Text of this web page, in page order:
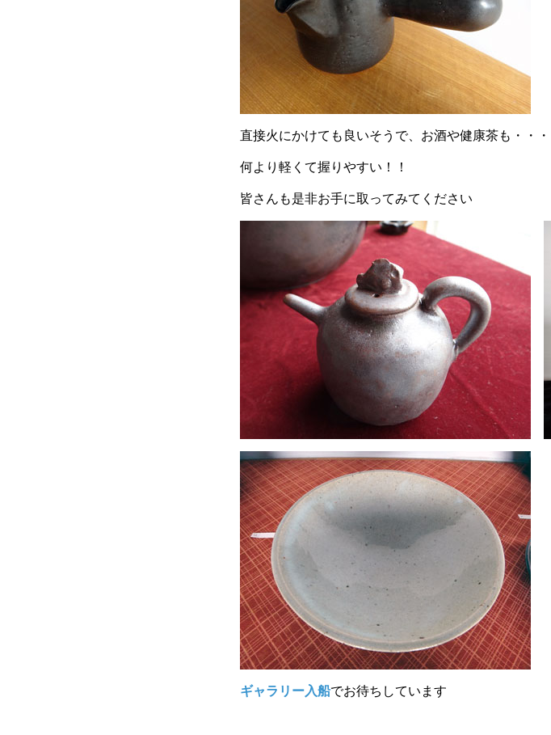
直接火にかけても良いそうで、お酒や健康茶も・・・
何より軽くて握りやすい！！
皆さんも是非お手に取ってみてください
ギャラリー入船でお待ちしています